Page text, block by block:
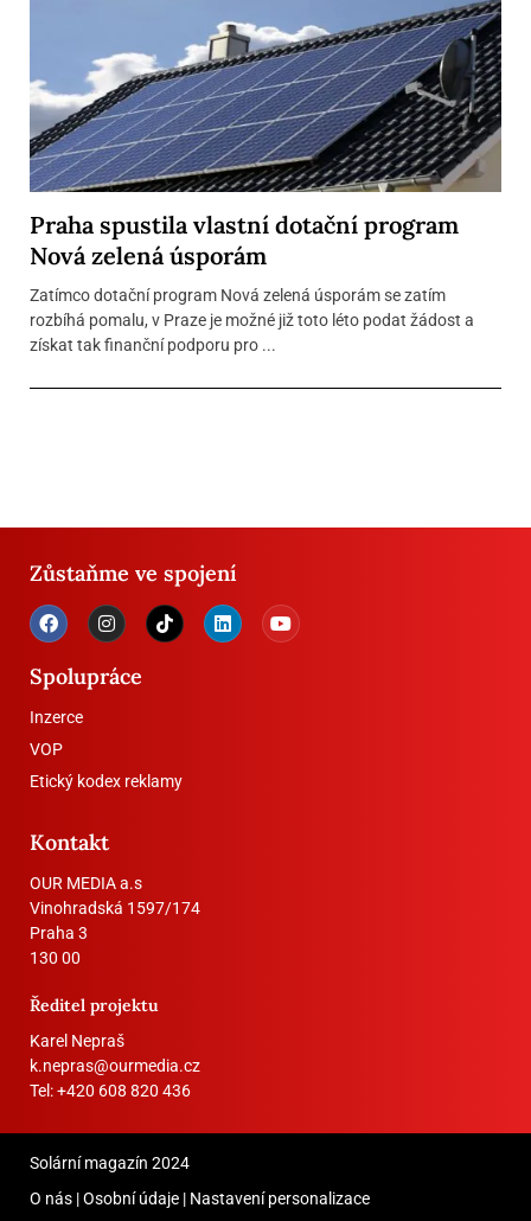
Praha spustila vlastní dotační program
Nová zelená úsporám
Zatímco dotační program Nová zelená úsporám se zatím
rozbíhá pomalu, v Praze je možné již toto léto podat žádost a
získat tak finanční podporu pro ...
Zůstaňme ve spojení
Spolupráce
Inzerce
VOP
Etický kodex reklamy
Kontakt
OUR MEDIA a.s
Vinohradská 1597/174
Praha 3
130 00
Ředitel projektu
Karel Nepraš
k.nepras@ourmedia.cz
Tel:+420 608 820 436
Solární magazín 2024
O nás |Osobní údaje | Nastavení personalizace